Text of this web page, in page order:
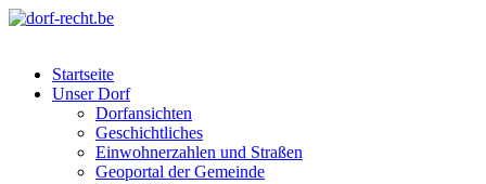
Skip
Startseite
Unser Dorf
Dorfansichten
Geschichtliches
Einwohnerzahlen und Straßen
Geoportal der Gemeinde